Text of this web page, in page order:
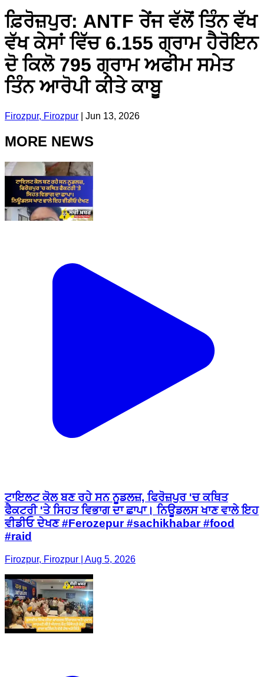
ਫ਼ਿਰੋਜ਼ਪੁਰ: ANTF ਰੇਂਜ ਵੱਲੋਂ ਤਿੰਨ ਵੱਖ
ਵੱਖ ਕੇਸਾਂ ਵਿੱਚ 6.155 ਗ੍ਰਾਮ ਹੈਰੋਇਨ
ਦੋ ਕਿਲੋ 795 ਗ੍ਰਾਮ ਅਫੀਮ ਸਮੇਤ
ਤਿੰਨ ਆਰੋਪੀ ਕੀਤੇ ਕਾਬੂ
Firozpur, Firozpur Jun 13, 2026
MORE NEWS
ਟਾਇਲਟ ਕੋਲ ਬਣ ਰਹੇ ਸਨ ਨੂਡਲਜ਼, ਫਿਰੋਜ਼ਪੁਰ 'ਚ ਕਥਿਤ
ਫੈਕਟਰੀ 'ਤੇ ਸਿਹਤ ਵਿਭਾਗ ਦਾ ਛਾਪਾ। ਨਿਊਡਲਸ ਖਾਣ ਵਾਲੇ ਇਹ
ਵੀਡੀਓ ਦੇਖਣ #Ferozepur #sachikhabar #food
#raid
Firozpur, Firozpur | Aug 5, 2026